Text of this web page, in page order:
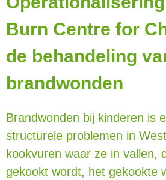
Burn Centre for
de behandeling
brandwonden
Brandwonden bij kinderen is
structurele problemen in
kookvuren waar ze in vallen,
gekookt wordt, het gekookte